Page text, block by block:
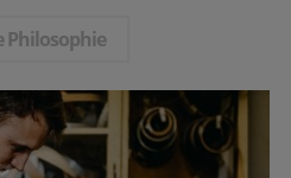
Philosophie